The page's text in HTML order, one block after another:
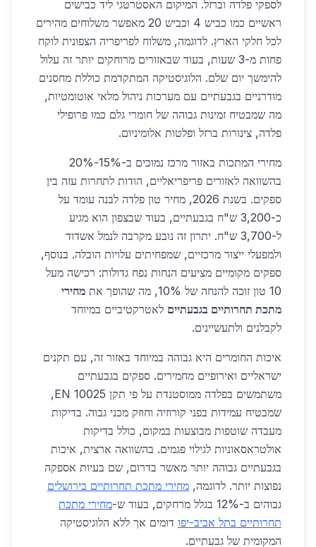
לספקי פלדה וברזל. המיקום האסטרטגי ליד כבישים
ראשיים כמו כביש 4 וכביש 20 מאפשר משלוחים מהירים
לכל חלקי הארץ. לדוגמה, משלוח לפריפריה הצפונית לוקח
פחות מ-3 שעות, בעוד שבאזורים מרוחקים יותר זה עלול
להימשך יום שלם. הלוגיסטיקה המתקדמת כוללת מחסנים
מודרניים בגבעתיים עם מערכות ניהול מלאי אוטומטיות,
מה שמבטיח זמינות גבוהה של חומרי גלם כמו פרופילי
פלדה, צינורות ברזל ופלטות אלומיניום.
מחירי המתכות באזור מרכז נמוכים ב-15%-20%
בהשוואה לאזורים פריפריאליים, הודות לתחרות עזה בין
ספקים. בשנת 2026, מחיר טון פלדה לבנה עומד על
כ-3,200 ש"ח בגבעתיים, בעוד שבצפון הוא מגיע
ל-3,700 ש"ח. יתרון זה נובע מקרבה לנמל אשדוד
ולמפעלי ייצור מרכזיים, שמפחיתים עלויות הובלה. בנוסף,
ספקים מקומיים מציעים הנחות נפח גדולות: רכישה מעל
10 טון זוכה להנחה של 10%, מה שהופך את
מחירי
מתכת תחרותיים בגבעתיים לאטרקטיביים במיוחד
לקבלנים ולתעשיינים.
איכות החומרים היא גבוהה במיוחד באזור זה, עם תקנים
ישראליים ואירופיים מחמירים. ספקים בגבעתיים
משתמשים בפלדה ממוסטנדת על פי תקן EN 10025,
שמבטיח עמידות בפני קורוזיה וחוזק מכני גבוה. בדיקות
מעבדה שוטפות מבוצעות במקום, כולל בדיקות
אולטראסאוניות לגילוי פגמים. בהשוואה ארצית, איכות
בגבעתיים גבוהה יותר מאשר בדרום, שם בעיות אספקה
נפוצות יותר. לדוגמה, מחירי מתכת תחרותיים בירושלים
גבוהים ב-12% בגלל מרחקים, בעוד ש-
מחירי מתכת
תחרותיים בתל אביב-יפו דומים אך ללא הלוגיסטיקה
המקומית של גבעתיים.